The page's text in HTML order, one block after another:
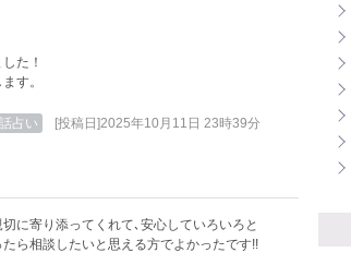
た！
す。
占い [投稿日]2025年10月11日 23時39分
に寄り添ってくれて､安心していろいろと
ら相談したいと思える方でよかったです!!